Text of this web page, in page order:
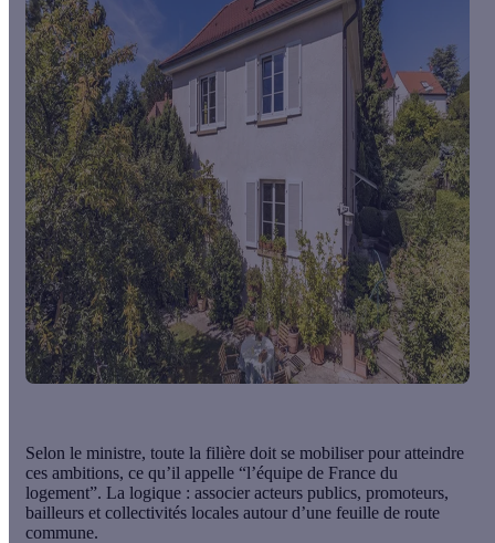
Selon le ministre, toute la filière doit se mobiliser pour atteindre
ces ambitions, ce qu’il appelle “l’équipe de France du
logement”. La logique : associer acteurs publics, promoteurs,
bailleurs et collectivités locales autour d’une feuille de route
commune.